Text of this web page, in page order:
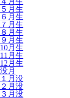
５月生
６月生
７月生
８月生
９月生
10月生
11月生
12月生
没月
１月没
２月没
３月没